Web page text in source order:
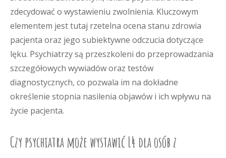
zdecydować o wystawieniu zwolnienia. Kluczowym
elementem jest tutaj rzetelna ocena stanu zdrowia
pacjenta oraz jego subiektywne odczucia dotyczące
lęku. Psychiatrzy są przeszkoleni do przeprowadzania
szczegółowych wywiadów oraz testów
diagnostycznych, co pozwala im na dokładne
określenie stopnia nasilenia objawów i ich wpływu na
życie pacjenta.
Czy psychiatra może wystawić L4 dla osób z